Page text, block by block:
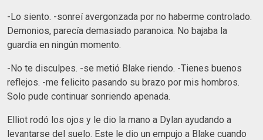
-Lo siento. -sonreí avergonzada por no haberme controlado.
Demonios, parecía demasiado paranoica. No bajaba la
guardia en ningún momento.
-No te disculpes. -se metió Blake riendo. -Tienes buenos
reflejos. -me felicito pasando su brazo por mis hombros.
Solo pude continuar sonriendo apenada.
Elliot rodó los ojos y le dio la mano a Dylan ayudando a
levantarse del suelo. Este le dio un empujo a Blake cuando